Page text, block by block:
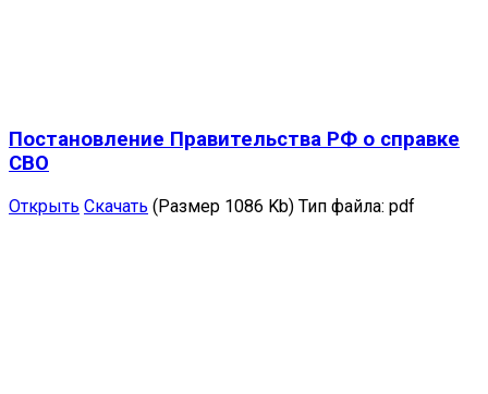
Постановление Правительства РФ о справке
СВО
Открыть Скачать (Размер 1086 Kb) Тип файла: pdf